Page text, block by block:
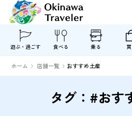
遊ぶ・過ごす 食べる 乗る
ホーム 店舗一覧 おすすめ土産
タグ：#おす